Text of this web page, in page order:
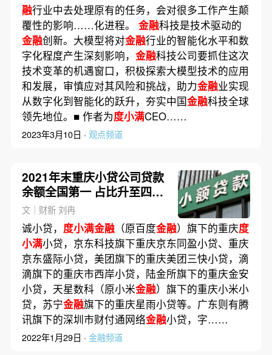
融行业中去处理原有的任务，会对很多工作产生颠
覆性的影响……化进程。 金融科技是技术驱动的
金融创新。大模型将对金融行业的智能化水平和数
字化程度产生深刻影响， 金融科技公司要抓住这次
技术变革的机遇窗口，积极探索大模型技术的应用
和发展，审慎应对其风险和挑战，助力金融业实现
从数字化到智能化的跃升，夯实中国金融科技全球
领先地位。■ 作者为度小满CEO……
2023年3月10日 · 观点频道
2021年末重庆小贷公司贷款
余额全国第一 占比升至四分
之一
文｜财新 刘冉
诚小贷， 度小满金融（原百度金融）旗下的重庆度
小满小贷，京东科技旗下重庆京东同盈小贷、重庆
京东盛际小贷，美团旗下的重庆美团三快小贷，滴
滴旗下的重庆市西岸小贷，陆金所旗下的重庆金安
小贷，天星数科（原小米金融）旗下的重庆小米小
贷，苏宁金融旗下的重庆星雨小贷等。广东则有腾
讯旗下的深圳市财付通网络金融小贷，字……
2022年1月29日 · 金融频道